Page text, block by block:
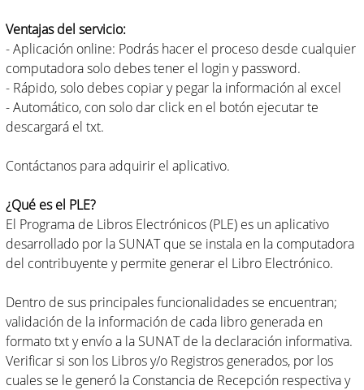
Ventajas del servicio:
- Aplicación online: Podrás hacer el proceso desde cualquier
computadora solo debes tener el login y password.
- Rápido, solo debes copiar y pegar la información al excel
- Automático, con solo dar click en el botón ejecutar te
descargará el txt.
Contáctanos para adquirir el aplicativo.
¿Qué es el PLE?
El Programa de Libros Electrónicos (PLE) es un aplicativo
desarrollado por la SUNAT que se instala en la computadora
del contribuyente y permite generar el Libro Electrónico.
Dentro de sus principales funcionalidades se encuentran;
validación de la información de cada libro generada en
formato txt y envío a la SUNAT de la declaración informativa.
Verificar si son los Libros y/o Registros generados, por los
cuales se le generó la Constancia de Recepción respectiva y